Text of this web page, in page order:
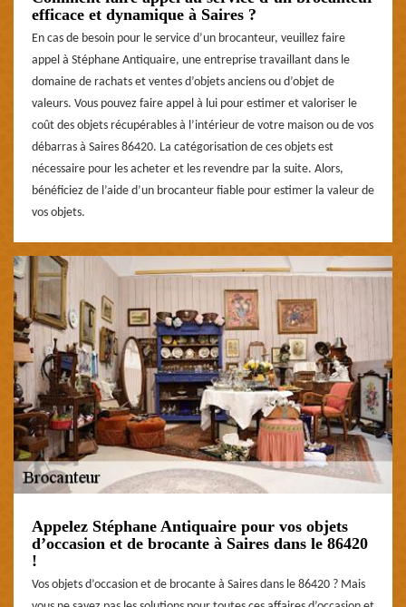
efficace et dynamique à Saires ?
En cas de besoin pour le service d’un brocanteur, veuillez faire
appel à Stéphane Antiquaire, une entreprise travaillant dans le
domaine de rachats et ventes d’objets anciens ou d’objet de
valeurs. Vous pouvez faire appel à lui pour estimer et valoriser le
coût des objets récupérables à l’intérieur de votre maison ou de vos
débarras à Saires 86420. La catégorisation de ces objets est
nécessaire pour les acheter et les revendre par la suite. Alors,
bénéficiez de l’aide d’un brocanteur fiable pour estimer la valeur de
vos objets.
Appelez Stéphane Antiquaire pour vos objets
d’occasion et de brocante à Saires dans le 86420
!
Vos objets d’occasion et de brocante à Saires dans le 86420 ? Mais